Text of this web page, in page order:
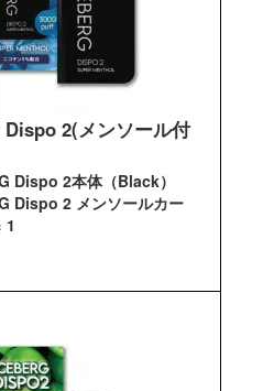
Dispo 2(メンソール付
Dispo 2本体（Black）
Dispo 2 メンソールカー
1